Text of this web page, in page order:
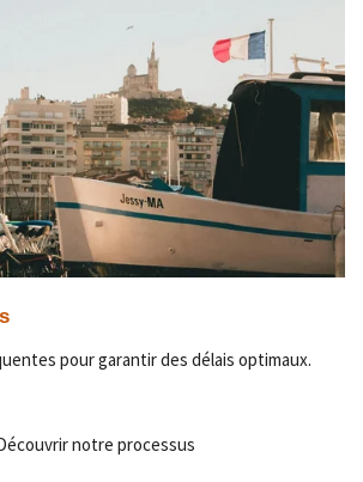
pour garantir des délais optimaux.
notre processus